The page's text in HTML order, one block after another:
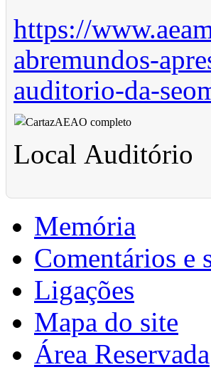
https://
abremundos-
auditorio-da-
Local Auditório
Memória
Comentários e
Ligações
Mapa do site
Área Reservada